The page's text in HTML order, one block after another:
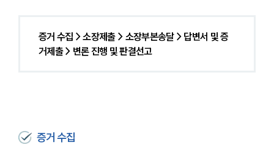
증거 수집 > 소장제출 > 소장부본송달 > 답변서 및 증
거제출 > 변론 진행 및 판결선고
증거 수집